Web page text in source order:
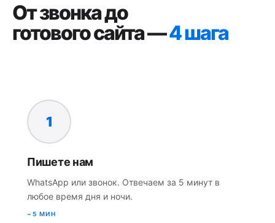
От звонка до
готового сайта —4 шага
1
Пишете нам
WhatsApp или звонок. Отвечаем за 5 минут в
любое время дня и ночи.
~5 МИН